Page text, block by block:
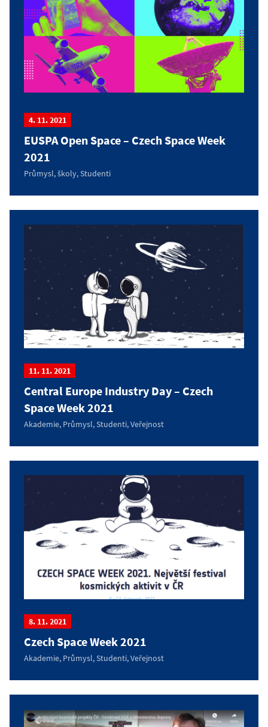
4. 11. 2021
EUSPA Open Space – Czech Space Week
2021
Průmysl, školy, Studenti
11. 11. 2021
Central Europe Industry Day – Czech
Space Week 2021
Akademie, Průmysl, Studenti, Veřejnost
8. 11. 2021
Czech Space Week 2021
Akademie, Průmysl, Studenti, Veřejnost